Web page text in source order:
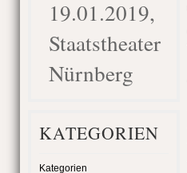
19.01.2019,
Staatstheater
Nürnberg
KATEGORIEN
Kategorien